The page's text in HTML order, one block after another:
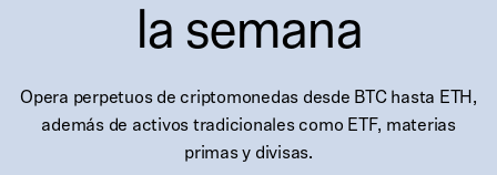
la semana
Opera perpetuos de criptomonedas desde BTC hasta ETH,
además de activos tradicionales como ETF, materias
primas y divisas.